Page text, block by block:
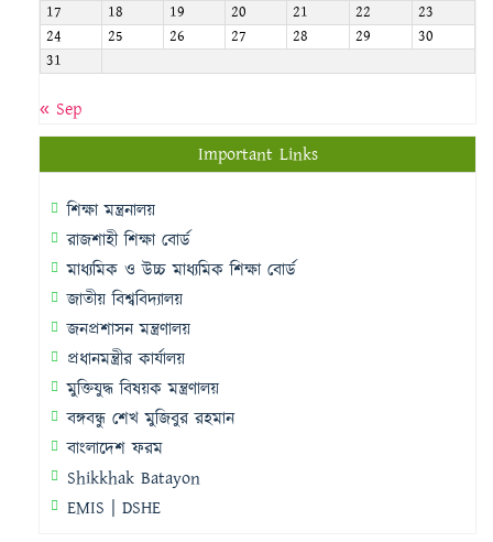
17
18 19 20 21 22
23
24
25 26 27 28 29
30
31
« Sep
Important Links
শিক্ষা মন্ত্রনালয়
রাজশাহী শিক্ষা বোর্ড
মাধ্যমিক ও উচ্চ মাধ্যমিক শিক্ষা বোর্ড
জাতীয় বিশ্ববিদ্যালয়
জনপ্রশাসন মন্ত্রণালয়
প্রধানমন্ত্রীর কার্যালয়
মুক্তিযুদ্ধ বিষয়ক মন্ত্রণালয়
বঙ্গবন্ধু শেখ মুজিবুর রহমান
বাংলাদেশ ফরম
Shikkhak Batayon
EMIS | DSHE